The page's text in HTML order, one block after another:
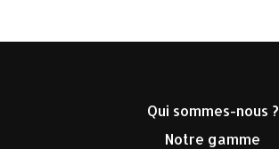
Qui sommes-nous ?
Notre gamme